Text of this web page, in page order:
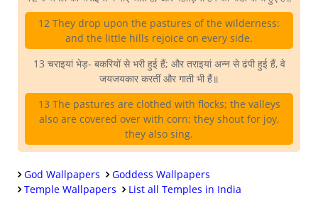
12 They drop upon the pastures of the wilderness:
and the little hills rejoice on every side.
13 चराइयां भेड़- बकरियों से भरी हुई हैं; और तराइयां अन्न से ढंपी हुई हैं, वे
जयजयकार करतीं और गाती भी हैं॥
13 The pastures are clothed with flocks; the valleys
also are covered over with corn; they shout for joy,
they also sing.
God Wallpapers
Goddess Wallpapers
Temple Wallpapers
List all Temples in India